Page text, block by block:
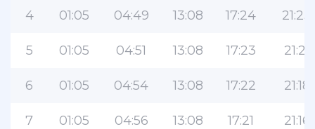
4 01:05 04:49 13:08 17:24 21:23
5 01:05 04:51 13:08 17:23 21:21
6 01:05 04:54 13:08 17:22 21:18
7 01:05 04:56 13:08 17:21 21:16